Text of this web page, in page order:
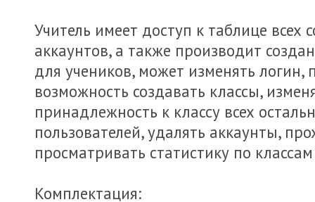
Учитель имеет доступ к таблице всех
аккаунтов, а также производит
для учеников, может изменять логин,
возможность создавать классы,
принадлежность к классу всех
пользователей, удалять аккаунты,
просматривать статистику по
Комплектация: